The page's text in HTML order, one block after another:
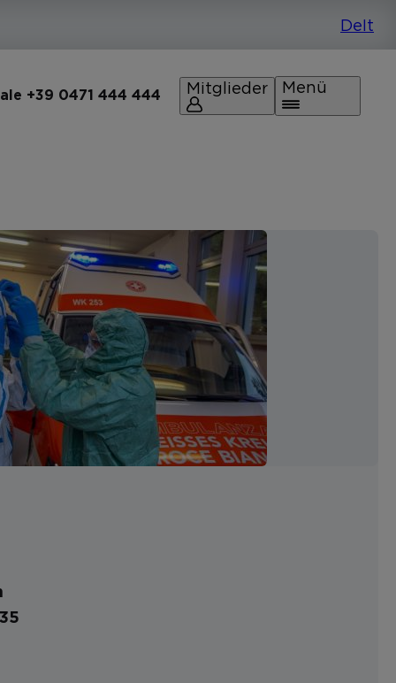
+39 0471 444 444 Mitglieder Menü